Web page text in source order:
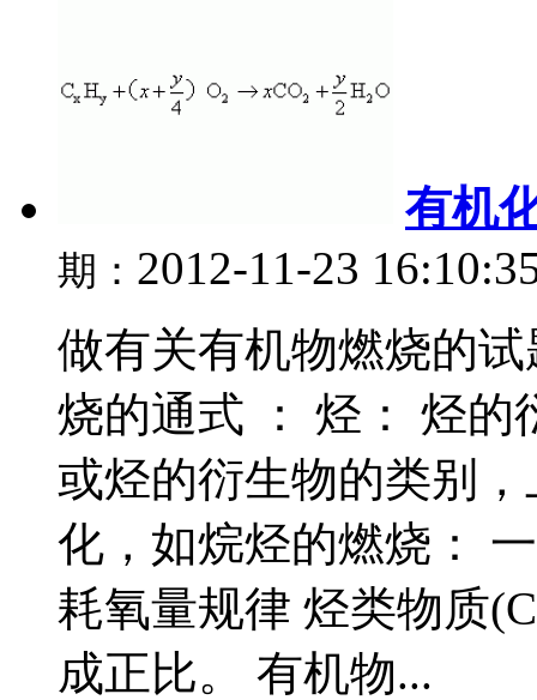
有机
期： 2012-11-23
做有关有机物燃烧的
烧的通式 ： 烃： 烃的
或烃的衍生物的类别
化，如烷烃的燃烧：
耗氧量规律 烃类物质
成正比。 有机物...